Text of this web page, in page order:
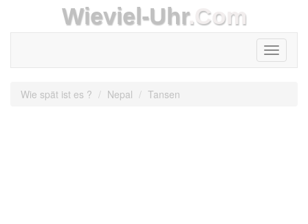
Wieviel-Uhr.Com
Toggle
Wie spät ist es ? Nepal Tansen